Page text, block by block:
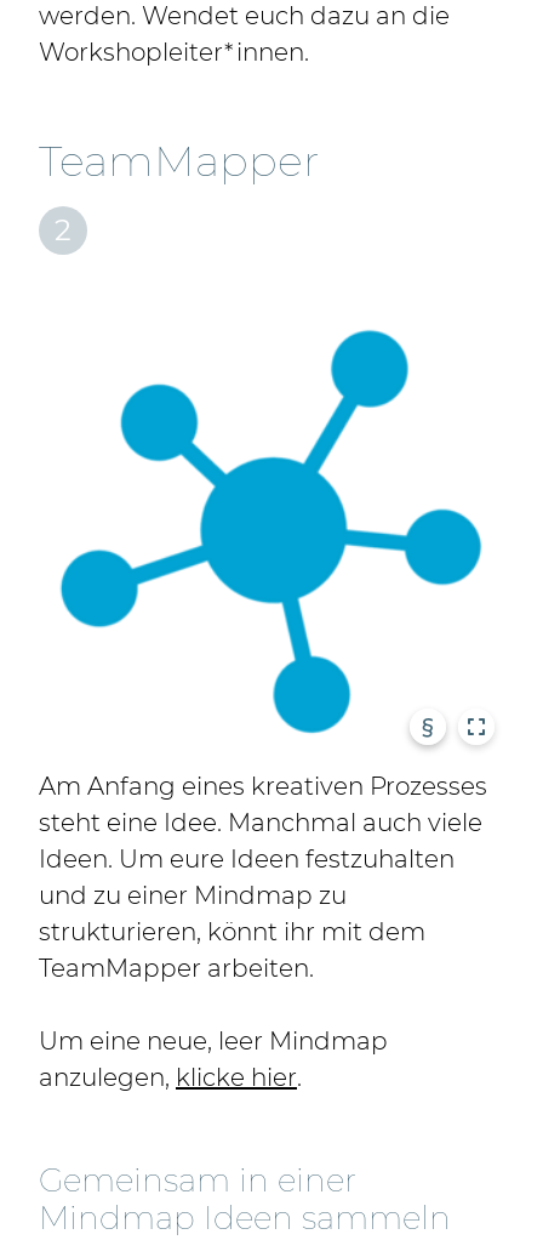
werden. Wendet euch dazu an die
Workshopleiter*innen.
TeamMapper
2
§
Am Anfang eines kreativen Prozesses
steht eine Idee. Manchmal auch viele
Ideen. Um eure Ideen festzuhalten
und zu einer Mindmap zu
strukturieren, könnt ihr mit dem
TeamMapper arbeiten.
Um eine neue, leer Mindmap
anzulegen, klicke hier.
Gemeinsam in einer
Mindmap Ideen sammeln